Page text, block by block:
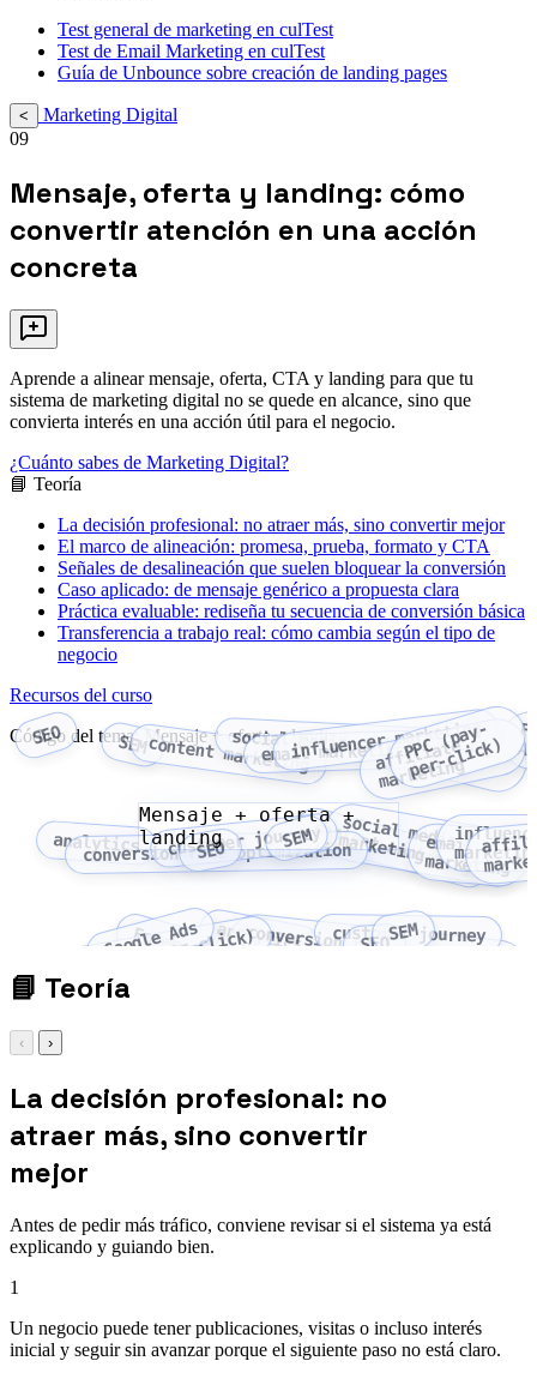
Test general de marketing en culTest
Test de Email Marketing en culTest
Guía de Unbounce sobre creación de landing pages
<
Marketing Digital
09
Mensaje, oferta y landing: cómo
convertir atención en una acción
concreta
Aprende a alinear mensaje, oferta, CTA y landing para que tu
sistema de marketing digital no se quede en alcance, sino que
convierta interés en una acción útil para el negocio.
¿Cuánto sabes de Marketing Digital?
📘 Teoría
La decisión profesional: no atraer más, sino convertir mejor
El marco de alineación: promesa, prueba, formato y CTA
Señales de desalineación que suelen bloquear la conversión
Caso aplicado: de mensaje genérico a propuesta clara
Práctica evaluable: rediseña tu secuencia de conversión básica
Transferencia a trabajo real: cómo cambia según el tipo de
negocio
Recursos del curso
Código del tema: Mensaje + oferta + landing
SEO SEMcontent marketingsocial media marketing
email marketing
influencer marketing
affiliate
marketing
P
P
C
(
p
a
y
-
p
e
r
-
c
l
i
c
k
)
Google
Ads
analytics
conversion rate optimization
customer journey
SEO SEMcontent marketing
social media marketingemail
marketing
PPC (pay-per-click)
Google Ads
Facebook Adsanalytics
conversion ratecustomer journey
SEO
SEM
Mensaje + oferta +
landing
📘 Teoría
‹ ›
La decisión profesional: no
atraer más, sino convertir
mejor
Antes de pedir más tráfico, conviene revisar si el sistema ya está
explicando y guiando bien.
1
Un negocio puede tener publicaciones, visitas o incluso interés
inicial y seguir sin avanzar porque el siguiente paso no está claro.